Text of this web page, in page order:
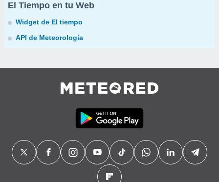
El Tiempo en tu Web
Widget de El tiempo
API de Meteorología